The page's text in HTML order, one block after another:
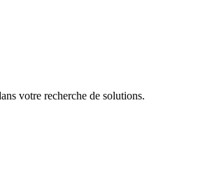
votre recherche de solutions.